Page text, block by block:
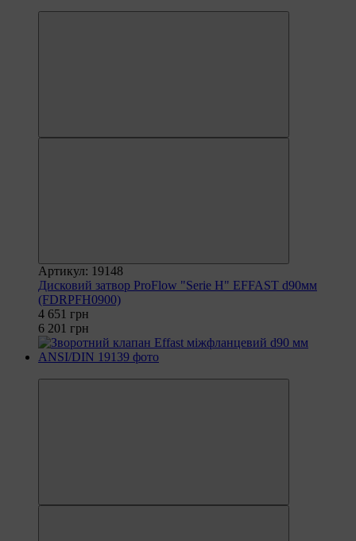
Артикул: 19148
Дисковий затвор ProFlow "Serie H" EFFAST d90мм
(FDRPFH0900)
4 651 грн
6 201 грн